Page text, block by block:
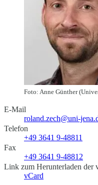
Foto: Anne Günther
E-Mail
roland.zech@uni-
Telefon
+49 3641 9-48811
Fax
+49 3641 9-48812
Link zum Herunterladen der
vCard